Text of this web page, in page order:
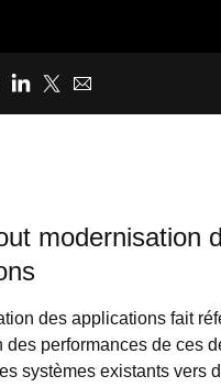
modernisation
des applications fait
des performances de ces
systèmes existants vers